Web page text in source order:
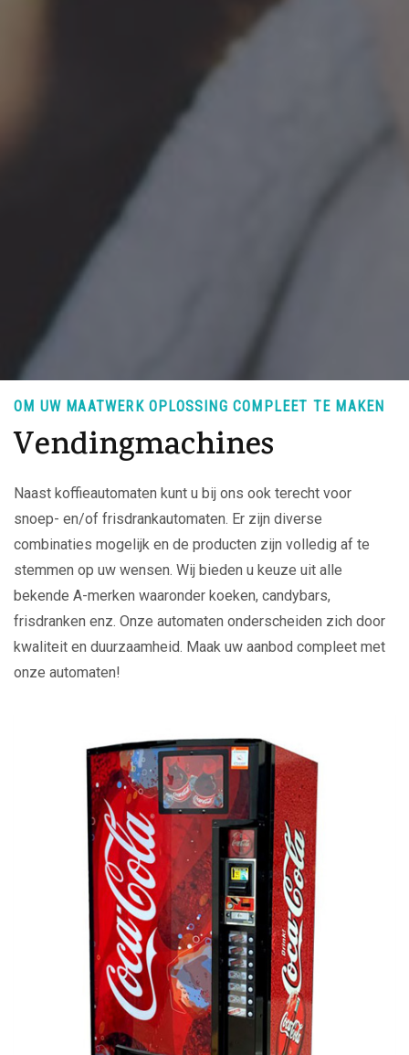
OM UW MAATWERK OPLOSSING COMPLEET TE MAKEN
Vendingmachines
Naast koffieautomaten kunt u bij ons ook terecht voor
snoep- en/of frisdrankautomaten. Er zijn diverse
combinaties mogelijk en de producten zijn volledig af te
stemmen op uw wensen. Wij bieden u keuze uit alle
bekende A-merken waaronder koeken, candybars,
frisdranken enz. Onze automaten onderscheiden zich door
kwaliteit en duurzaamheid. Maak uw aanbod compleet met
onze automaten!